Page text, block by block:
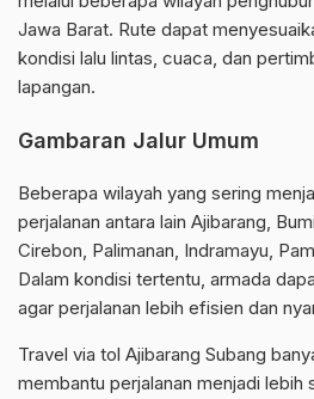
Jawa Barat. Rute dapat
kondisi lalu lintas, cuaca, dan
lapangan.
Gambaran Jalur Umum
Beberapa wilayah yang sering
perjalanan antara lain Ajibarang,
Cirebon, Palimanan, Indramayu,
Dalam kondisi tertentu, armada
agar perjalanan lebih efisien dan
Travel via tol Ajibarang Subang
membantu perjalanan menjadi lebih